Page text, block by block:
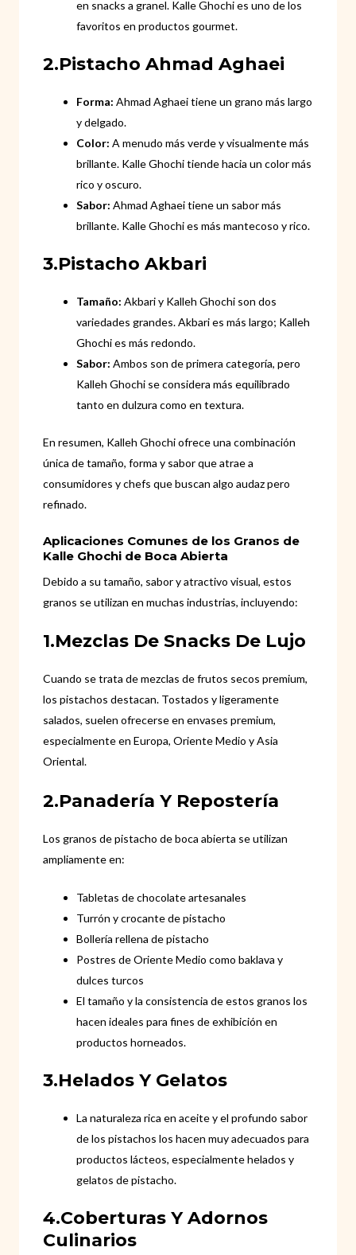
en snacks a granel. Kalle Ghochi es uno de los
favoritos en productos gourmet.
2.Pistacho Ahmad Aghaei
Forma: Ahmad Aghaei tiene un grano más largo
y delgado.
Color: A menudo más verde y visualmente más
brillante. Kalle Ghochi tiende hacia un color más
rico y oscuro.
Sabor: Ahmad Aghaei tiene un sabor más
brillante. Kalle Ghochi es más mantecoso y rico.
3.Pistacho Akbari
Tamaño: Akbari y Kalleh Ghochi son dos
variedades grandes. Akbari es más largo; Kalleh
Ghochi es más redondo.
Sabor: Ambos son de primera categoría, pero
Kalleh Ghochi se considera más equilibrado
tanto en dulzura como en textura.
En resumen, Kalleh Ghochi ofrece una combinación
única de tamaño, forma y sabor que atrae a
consumidores y chefs que buscan algo audaz pero
refinado.
Aplicaciones Comunes de los Granos de
Kalle Ghochi de Boca Abierta
Debido a su tamaño, sabor y atractivo visual, estos
granos se utilizan en muchas industrias, incluyendo:
1.Mezclas De Snacks De Lujo
Cuando se trata de mezclas de frutos secos premium,
los pistachos destacan. Tostados y ligeramente
salados, suelen ofrecerse en envases premium,
especialmente en Europa, Oriente Medio y Asia
Oriental.
2.Panadería Y Repostería
Los granos de pistacho de boca abierta se utilizan
ampliamente en:
Tabletas de chocolate artesanales
Turrón y crocante de pistacho
Bollería rellena de pistacho
Postres de Oriente Medio como baklava y
dulces turcos
El tamaño y la consistencia de estos granos los
hacen ideales para fines de exhibición en
productos horneados.
3.Helados Y Gelatos
La naturaleza rica en aceite y el profundo sabor
de los pistachos los hacen muy adecuados para
productos lácteos, especialmente helados y
gelatos de pistacho.
4.Coberturas Y Adornos
Culinarios